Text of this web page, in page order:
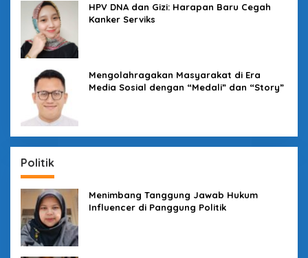
HPV DNA dan Gizi: Harapan Baru Cegah
Kanker Serviks
Mengolahragakan Masyarakat di Era
Media Sosial dengan “Medali” dan “Story”
Politik
Menimbang Tanggung Jawab Hukum
Influencer di Panggung Politik